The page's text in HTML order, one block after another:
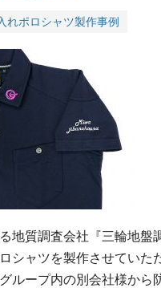
れポロシャツ製作事例
地質調査会社『三輪地盤
シャツを製作させていた
ループ内の別会社様から